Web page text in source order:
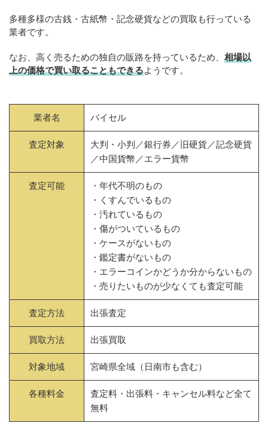
多種多様の古銭・古紙幣・記念硬貨などの買取も行っている
業者です。
なお、高く売るための独自の販路を持っているため、 相場以
上の価格で買い取ることもできるようです。
業者名 バイセル
査定対象
大判・小判／銀行券／旧硬貨／記念硬貨
／中国貨幣／エラー貨幣
査定可能
・年代不明のもの
・くすんでいるもの
・汚れているもの
・傷がついているもの
・ケースがないもの
・鑑定書がないもの
・エラーコインかどうか分からないもの
・売りたいものが少なくても査定可能
査定方法 出張査定
買取方法 出張買取
対象地域 宮崎県全域（日南市も含む）
各種料金
査定料・出張料・キャンセル料など全て
無料